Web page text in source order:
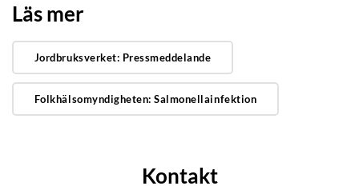
Läs mer
Jordbruksverket: Pressmeddelande
Folkhälsomyndigheten: Salmonellainfektion
Kontakt